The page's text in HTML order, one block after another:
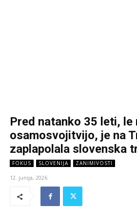
Pred natanko 35 leti, le
osamosvojitvijo, je na
zaplapolala slovenska
FOKUS SLOVENIJA ZANIMIVOSTI
12. junija, 2026